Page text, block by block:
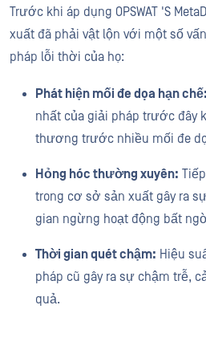
Trước khi áp dụng OPSWAT 'S
xuất đã phải vật lộn với một số
pháp lỗi thời của họ:
Phát hiện mối đe dọa hạn chế:
nhất của giải pháp trước đây
thương trước nhiều mối đe
Hỏng hóc thường xuyên:
trong cơ sở sản xuất gây ra
gian ngừng hoạt động bất
Thời gian quét chậm: Hiệu
pháp cũ gây ra sự chậm trễ,
quả.